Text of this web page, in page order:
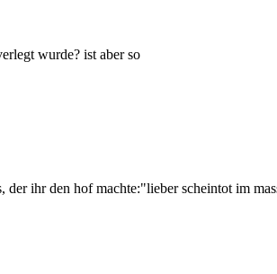
wurde? ist aber so
ihr den hof machte:"lieber scheintot im